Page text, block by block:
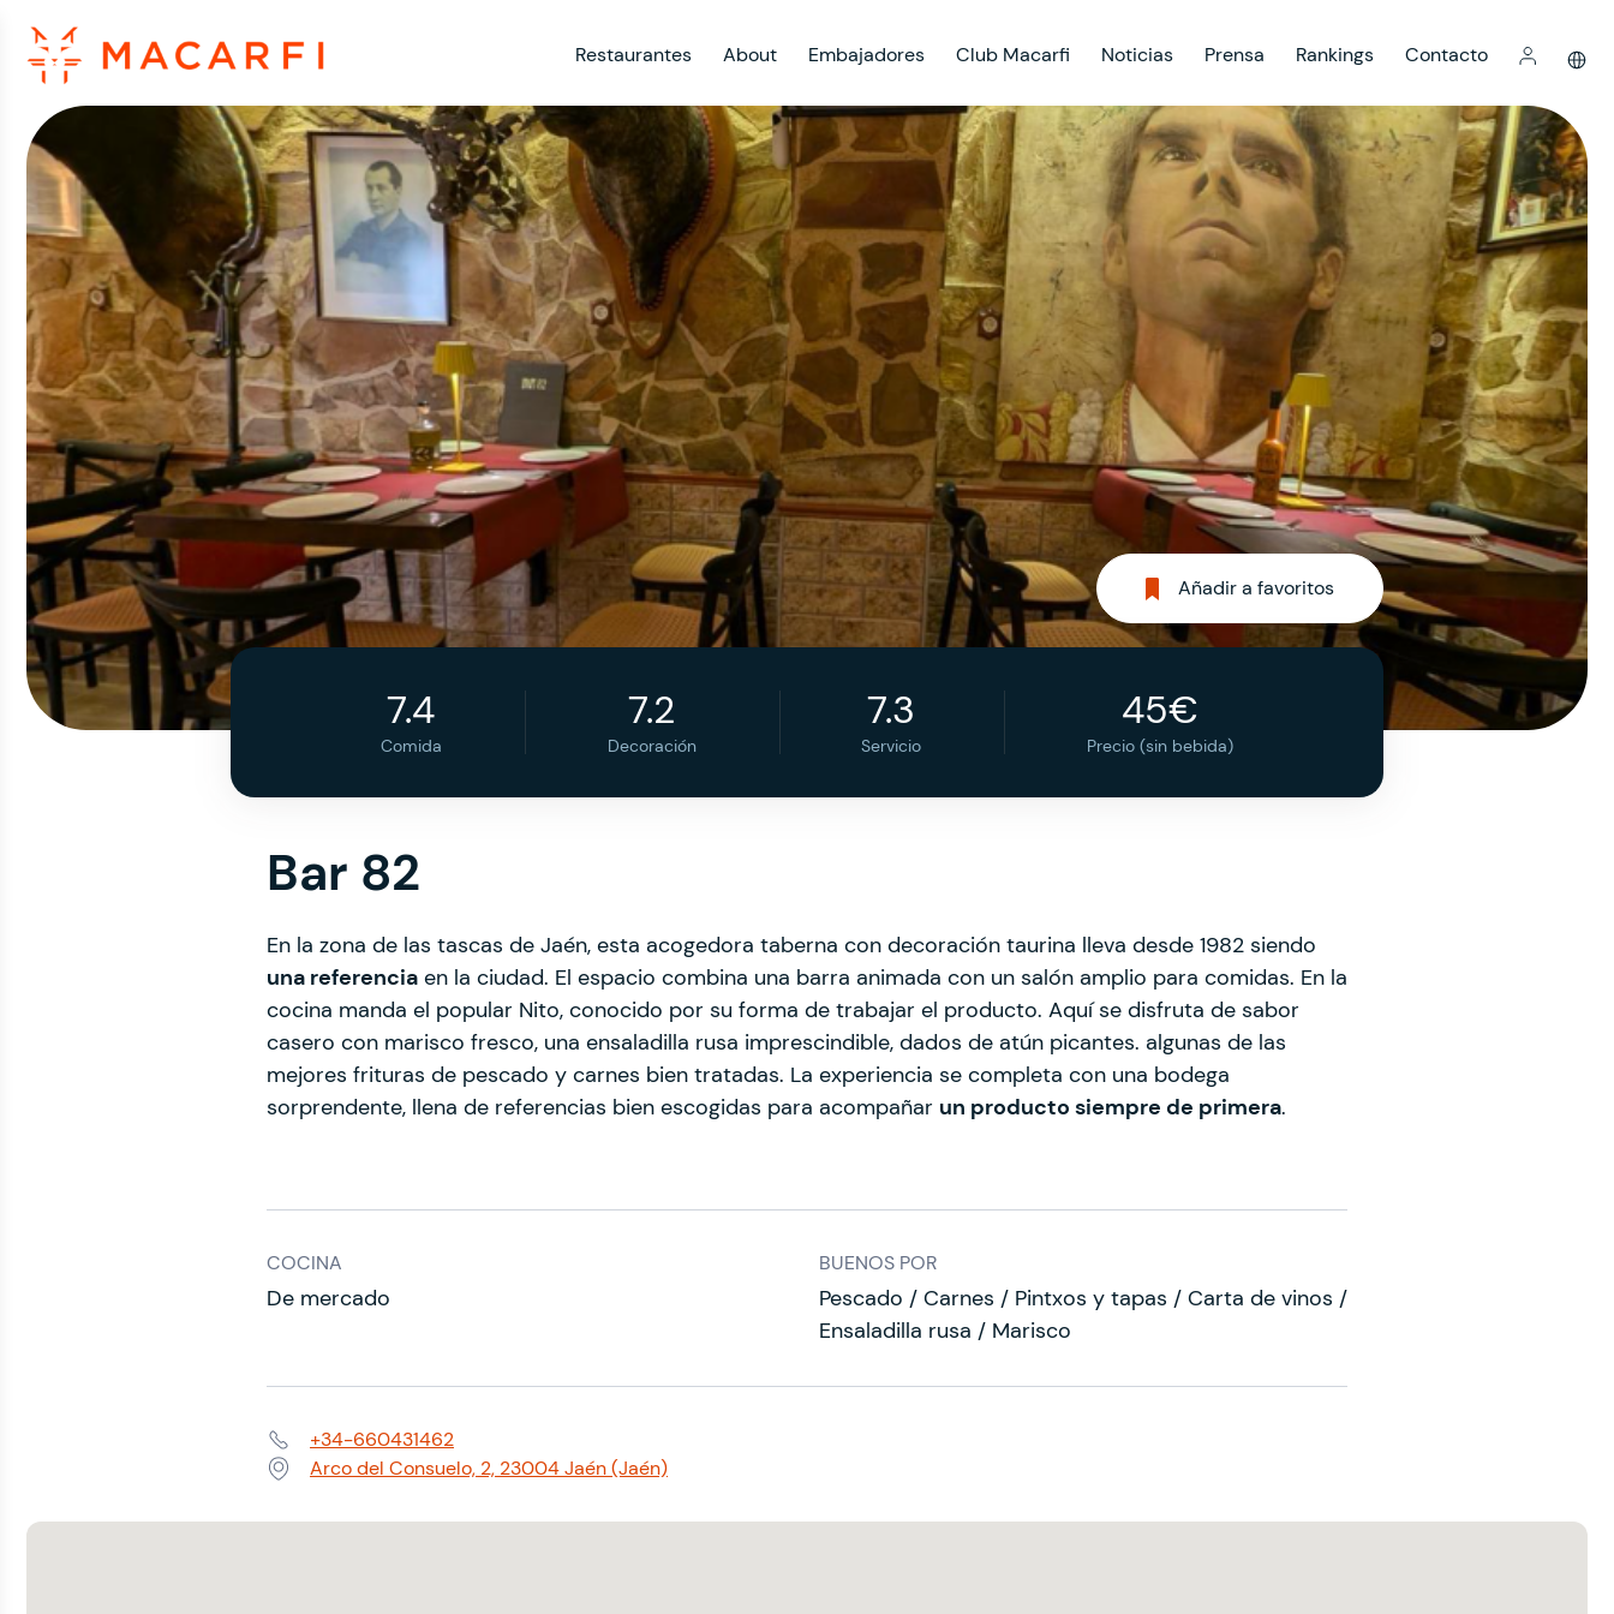
Restaurantes About Embajadores Club Macarfi Noticias Prensa Rankings Contacto
Añadir a favoritos
7.4
Comida
7.2
Decoración
7.3
Servicio
45€
Precio (sin bebida)
Bar 82
En la zona de las tascas de Jaén, esta acogedora taberna con decoración taurina lleva desde 1982 siendo
una referencia en la ciudad. El espacio combina una barra animada con un salón amplio para comidas. En la
cocina manda el popular Nito, conocido por su forma de trabajar el producto. Aquí se disfruta de sabor
casero con marisco fresco, una ensaladilla rusa imprescindible, dados de atún picantes. algunas de las
mejores frituras de pescado y carnes bien tratadas. La experiencia se completa con una bodega
sorprendente, llena de referencias bien escogidas para acompañar un producto siempre de primera.
COCINA
De mercado
BUENOS POR
Pescado / Carnes / Pintxos y tapas / Carta de vinos /
Ensaladilla rusa / Marisco
Teléfono:+34-660431462
Dirección:Arco del Consuelo, 2, 23004 Jaén (Jaén)